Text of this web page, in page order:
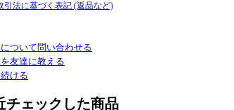
引法に基づく表記 (返品など)
ついて問い合わせる
友達に教える
ける
チェックした商品